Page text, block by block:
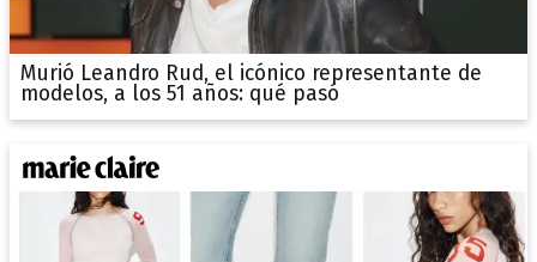
Murió Leandro Rud, el icónico representante de
modelos, a los 51 años: qué pasó